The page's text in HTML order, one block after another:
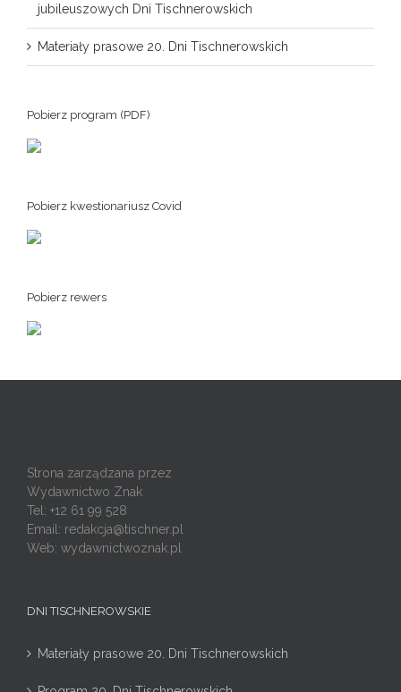
jubileuszowych Dni Tischnerowskich
Materiały prasowe 20. Dni Tischnerowskich
Pobierz program (PDF)
Pobierz kwestionariusz Covid
Pobierz rewers
Strona zarządzana przez
Wydawnictwo Znak
Tel: +12 61 99 528
Email: redakcja@tischner.pl
Web: wydawnictwoznak.pl
DNI TISCHNEROWSKIE
Materiały prasowe 20. Dni Tischnerowskich